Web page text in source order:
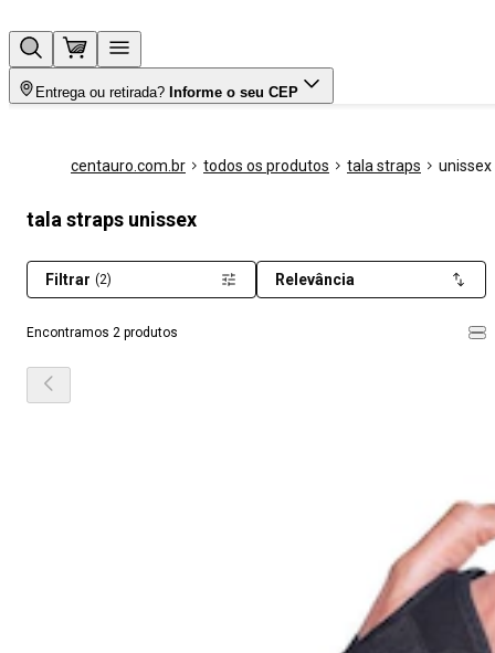
Entrega ou retirada? Informe o seu CEP
centauro.com.br todos os produtos tala straps unissex
tala straps unissex
Encontramos 2 produtos
Filtrar (2) Relevância